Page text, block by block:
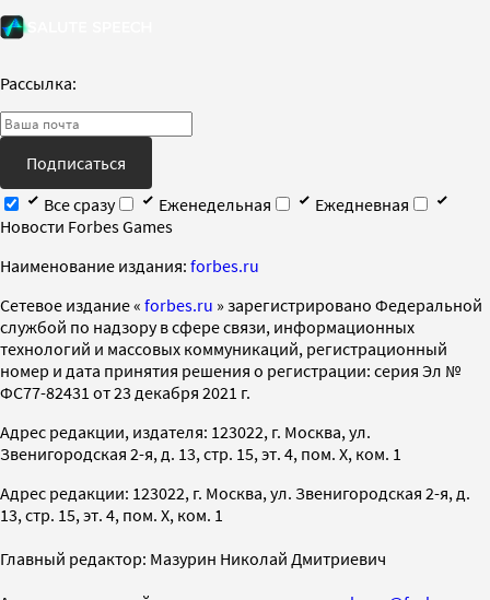
Рассылка:
Подписаться
Все сразу
Еженедельная
Ежедневная
Новости Forbes Games
Наименование издания: forbes.ru
Cетевое издание « forbes.ru » зарегистрировано Федеральной
службой по надзору в сфере связи, информационных
технологий и массовых коммуникаций, регистрационный
номер и дата принятия решения о регистрации: серия Эл №
ФС77-82431 от 23 декабря 2021 г.
Адрес редакции, издателя: 123022, г. Москва, ул.
Звенигородская 2-я, д. 13, стр. 15, эт. 4, пом. X, ком. 1
Адрес редакции: 123022, г. Москва, ул. Звенигородская 2-я, д.
13, стр. 15, эт. 4, пом. X, ком. 1
Главный редактор: Мазурин Николай Дмитриевич